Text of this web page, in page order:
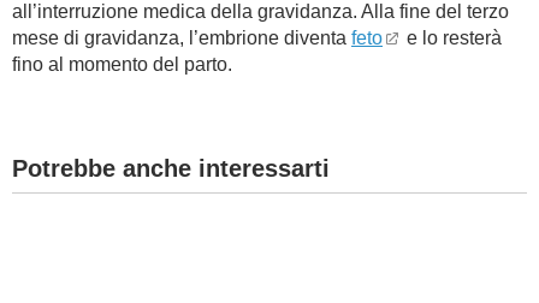
BAMBINO
all’interruzione medica della gravidanza. Alla fine del terzo
mese di gravidanza, l’embrione diventa feto
e lo resterà
fino al momento del parto.
Potrebbe anche interessarti